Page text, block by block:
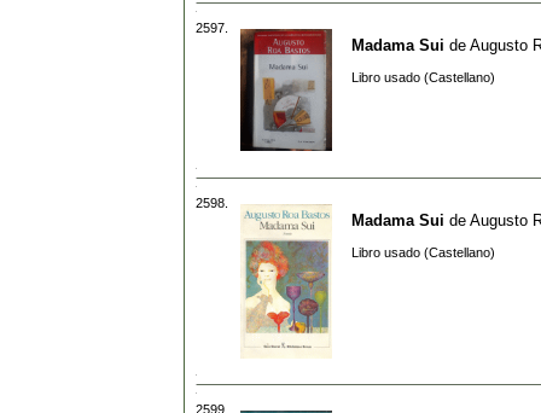
2597.
Madama Sui de Augusto
Libro usado (Castellano)
2598.
Madama Sui de Augusto
Libro usado (Castellano)
2599.